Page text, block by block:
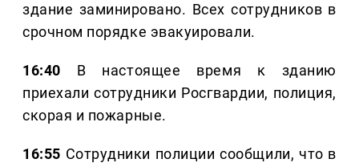
здание заминировано. Всех сотрудников в
срочном порядке эвакуировали.
16:40 В настоящее время к зданию
приехали сотрудники Росгвардии, полиция,
скорая и пожарные.
16:55 Сотрудники полиции сообщили, что в